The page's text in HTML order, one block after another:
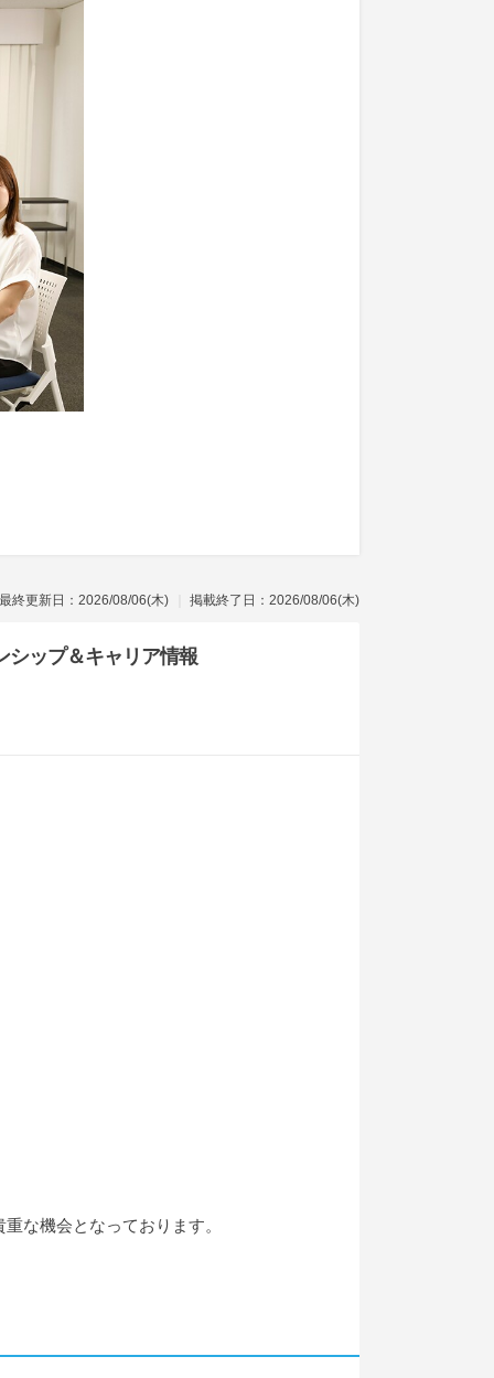
最終更新日：2026/08/06(木) 掲載終了日：2026/08/06(木)
シップ＆キャリア情報
な機会となっております。